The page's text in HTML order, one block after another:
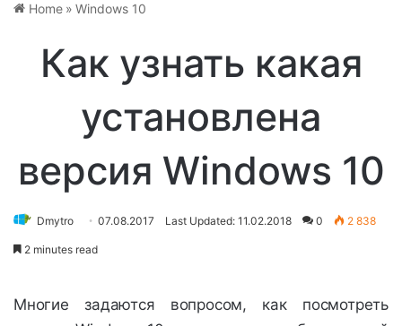
Home » Windows 10
Как узнать какая
установлена
версия Windows 10
Dmytro 07.08.2017 Last Updated: 11.02.2018 0 2 838
2 minutes read
Многие задаются вопросом, как посмотреть